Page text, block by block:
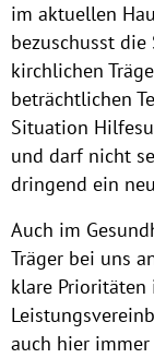
im aktuellen
bezuschusst
kirchlichen
beträchtlichen
Situation
und darf nicht
dringend ein
Auch im
Träger bei uns
klare Prioritäten
auch hier